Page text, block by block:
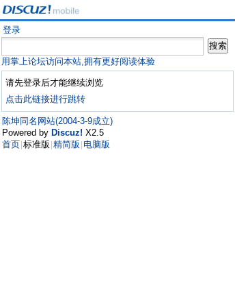
登录
用掌上论坛访问本站,拥有更好阅读体验
请先登录后才能继续浏览
点击此链接进行跳转
陈坤同名网站(2004-3-9成立)
Powered by Discuz! X2.5
首页 标准版 精简版 电脑版